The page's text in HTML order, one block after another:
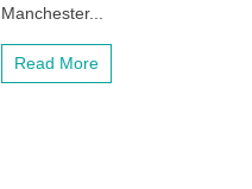
Manchester...
Read More